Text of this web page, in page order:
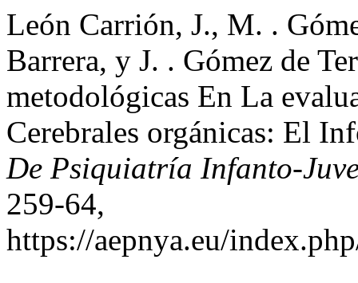
León Carrión, J., M. .
Barrera, y J. . Gómez de
metodológicas En La
Cerebrales orgánicas: El
De Psiquiatría Infanto-
259-64,
https://aepnya.eu/